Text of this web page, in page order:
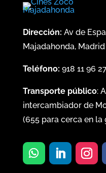
Dirección: Av de
Majadahonda, Madrid
Teléfono: 918 11 96
Transporte público:
intercambiador de
(655para cerca en la